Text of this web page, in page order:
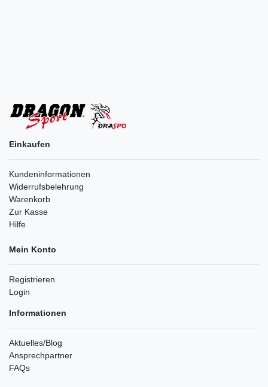
Einkaufen
Kundeninformationen
Widerrufsbelehrung
Warenkorb
Zur Kasse
Hilfe
Mein Konto
Registrieren
Login
Informationen
Aktuelles/Blog
Ansprechpartner
FAQs